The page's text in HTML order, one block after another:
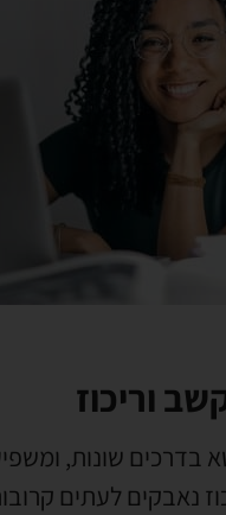
וריכוז
בדרכים שונות,
נאבקים לעתים